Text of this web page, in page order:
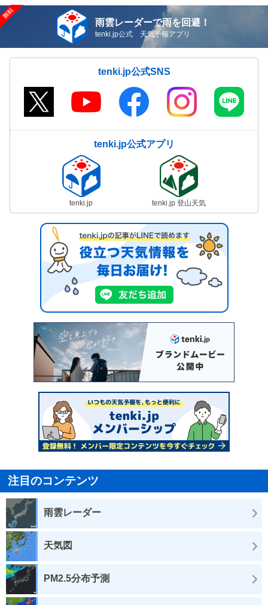
雨雲レーダーで雨を回避！
tenki.jp公式 天気予報アプリ
tenki.jp公式SNS
tenki.jp公式アプリ
tenki.jp tenki.jp 登山天気
注目のコンテンツ
雨雲レーダー
天気図
PM2.5分布予測